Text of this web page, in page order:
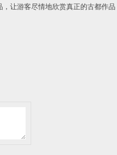
让游客尽情地欣赏真正的古都作品